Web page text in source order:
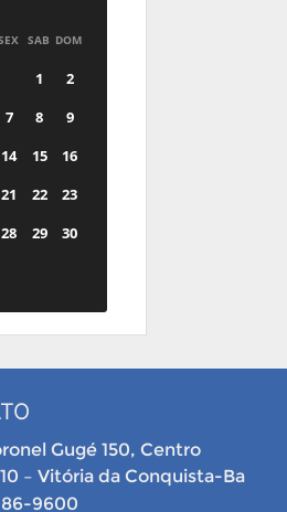
SAB DOM
1
2
7 8
9
14 15
16
21 22
23
28 29
30
Gugé 150, Centro
– Vitória da Conquista-Ba
9600